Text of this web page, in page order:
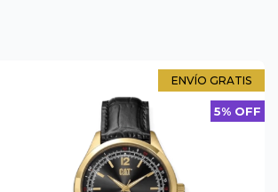
ENVÍO GRATIS
5% OFF